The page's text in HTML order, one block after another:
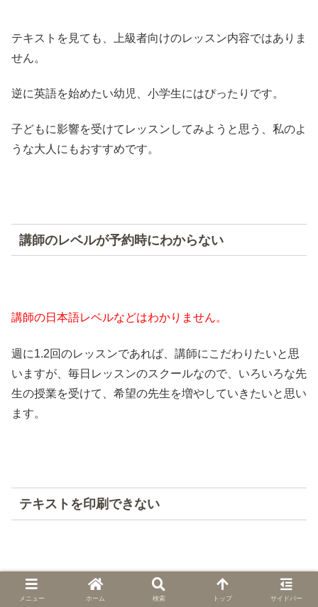
テキストを見ても、上級者向けのレッスン内容ではありま
せん。
逆に英語を始めたい幼児、小学生にはぴったりです。
子どもに影響を受けてレッスンしてみようと思う、私のよ
うな大人にもおすすめです。
講師のレベルが予約時にわからない
講師の日本語レベルなどはわかりません。
週に1.2回のレッスンであれば、講師にこだわりたいと思
いますが、毎日レッスンのスクールなので、いろいろな先
生の授業を受けて、希望の先生を増やしていきたいと思い
ます。
テキストを印刷できない
テキストは、印刷できません。
メニュー ホーム 検索 トップ サイドバー